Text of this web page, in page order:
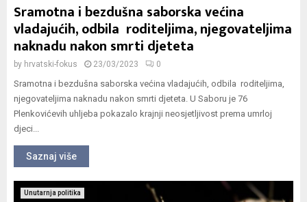
Sramotna i bezdušna saborska većina
vladajućih, odbila roditeljima, njegovateljima
naknadu nakon smrti djeteta
by hrvatski-fokus 23/03/2023 0
Sramotna i bezdušna saborska većina vladajućih, odbila roditeljima,
njegovateljima naknadu nakon smrti djeteta. U Saboru je 76
Plenkovićevih uhljeba pokazalo krajnji neosjetljivost prema umrloj
djeci...
Saznaj više
Unutarnja politika